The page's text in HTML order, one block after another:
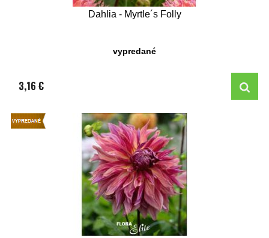
Dahlia - Myrtle´s Folly
vypredané
3,16 €